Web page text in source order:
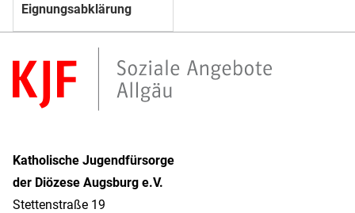
Eignungsabklärung
Katholische Jugendfürsorge
der Diözese Augsburg e.V.
Stettenstraße 19